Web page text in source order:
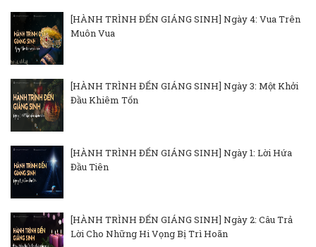
[HÀNH TRÌNH ĐẾN GIÁNG SINH] Ngày 4: Vua Trên
Muôn Vua
[HÀNH TRÌNH ĐẾN GIÁNG SINH] Ngày 3: Một Khởi
Đầu Khiêm Tốn
[HÀNH TRÌNH ĐẾN GIÁNG SINH] Ngày 1: Lời Hứa
Đầu Tiên
[HÀNH TRÌNH ĐẾN GIÁNG SINH] Ngày 2: Câu Trả
Lời Cho Những Hi Vọng Bị Trì Hoãn